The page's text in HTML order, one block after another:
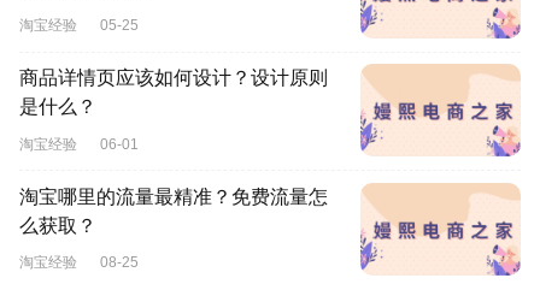
淘宝经验 05-25
商品详情页应该如何设计？设计原则
是什么？
淘宝经验 06-01
淘宝哪里的流量最精准？免费流量怎
么获取？
淘宝经验 08-25